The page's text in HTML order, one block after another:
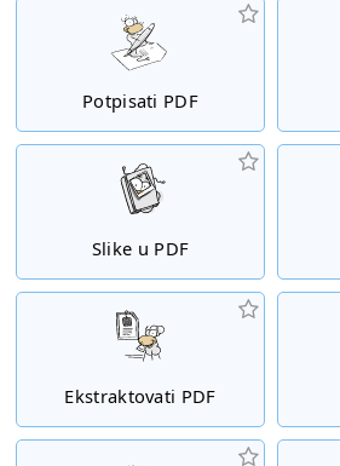
Potpisati PDF
Slike u PDF
Ekstraktovati PDF